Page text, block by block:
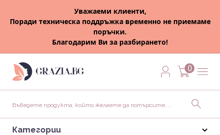
Уважаеми клиенти,
Поради техническа поддръжка временно не приемаме
поръчки.
Благодарим Ви за разбирането!
0
Категории